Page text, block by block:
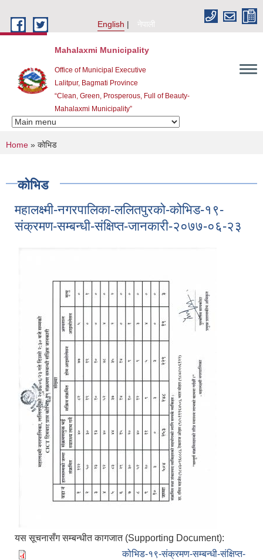
English
नेपाली
Mahalaxmi Municipality
Office of Municipal Executive
Lalitpur, Bagmati Province
“Clean, Green, Prosperous, Full of Beauty-
Mahalaxmi Municipality”
You are here
Home » कोभिड
कोभिड
महालक्ष्मी-नगरपालिका-ललितपुरको-कोभिड-१९-
संक्रमण-सम्बन्धी-संक्षिप्त-जानकारी-२०७७-०६-२३
यस सूचनासँग सम्बन्धीत कागजात (Supporting Document):
कोभिड-१९-संक्रमण-सम्बन्धी-संक्षिप्त-